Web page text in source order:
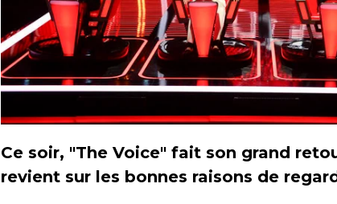
Ce soir, "The Voice" fait son grand
revient sur les bonnes raisons de